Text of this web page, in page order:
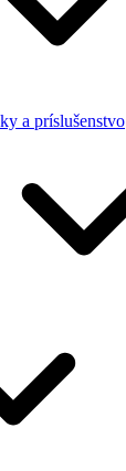
a príslušenstvo